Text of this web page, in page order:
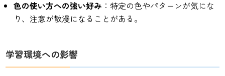
色の使い方への強い好み ：特定の色やパターンが気にな
り、注意が散漫になることがある。
学習環境への影響